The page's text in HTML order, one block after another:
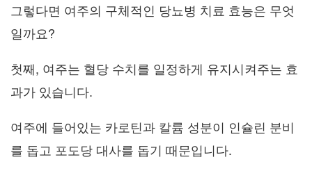
그렇다면 여주의 구체적인 당뇨병 치료 효능은 무엇
일까요?
첫째, 여주는 혈당 수치를 일정하게 유지시켜주는 효
과가 있습니다.
여주에 들어있는 카로틴과 칼륨 성분이 인슐린 분비
를 돕고 포도당 대사를 돕기 때문입니다.